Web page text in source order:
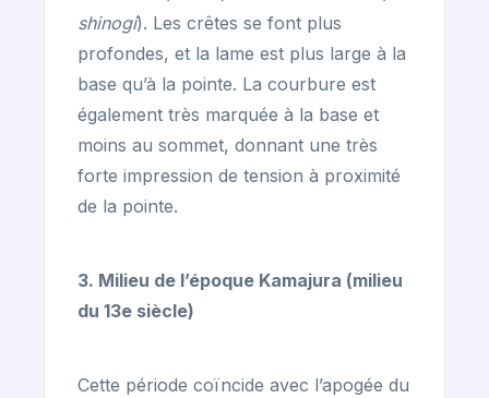
shinogi). Les crêtes se font plus
profondes, et la lame est plus large à la
base qu’à la pointe. La courbure est
également très marquée à la base et
moins au sommet, donnant une très
forte impression de tension à proximité
de la pointe.
3. Milieu de l’époque Kamajura (milieu
du 13e siècle)
Cette période coïncide avec l’apogée du